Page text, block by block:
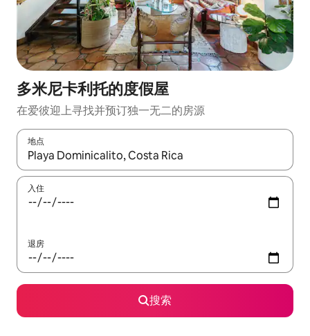
多米尼卡利托的度假屋
在爱彼迎上寻找并预订独一无二的房源
地点
如有搜索结果，请使用上下方向键查看，或通过点击或滑动手势
入住
退房
搜索